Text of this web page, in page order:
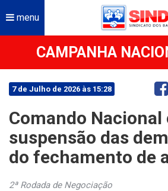
menu
CAMPANHA
7 de Julho de 2026 às 15:28
Comando Nacional
suspensão das
do fechamento de
2ª Rodada de Negociação